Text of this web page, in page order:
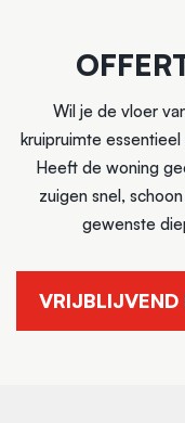
Wil je de vloer
kruipruimte
Heeft de woning
zuigen snel,
gewenste
VRIJBLIJVEND